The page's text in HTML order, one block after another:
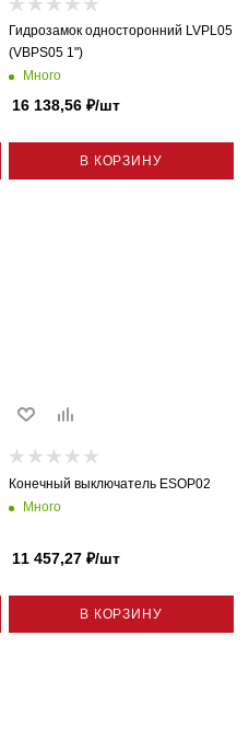
Гидрозамок односторонний LVPL05
(VBPS05 1")
Много
16 138,56₽/шт
В КОРЗИНУ
Конечный выключатель ESOP02
Много
11 457,27₽/шт
В КОРЗИНУ